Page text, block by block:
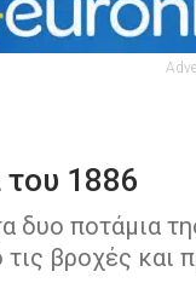
1886
δυο ποτάμια
βροχές